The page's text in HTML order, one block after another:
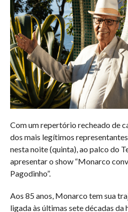
Com um repertório recheado de
dos mais legítimos
nesta noite (quinta), ao palco do
apresentar o show “Monarco
Pagodinho”.
Aos 85 anos, Monarco tem sua
ligada às últimas sete décadas da